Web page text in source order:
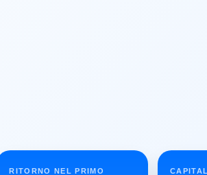
RITORNO NEL PRIMO